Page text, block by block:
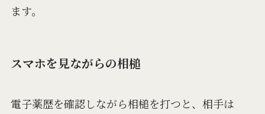
ます。
スマホを見ながらの相槌
電子薬歴を確認しながら相槌を打つと、相手は